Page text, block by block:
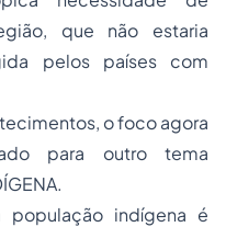
que não estaria
pelos países com
o foco agora
para outro tema
população indígena é